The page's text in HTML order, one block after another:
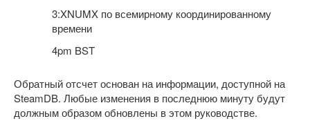
3:XNUMX по всемирному координированному
времени
4pm BST
Обратный отсчет основан на информации, доступной на
SteamDB. Любые изменения в последнюю минуту будут
должным образом обновлены в этом руководстве.